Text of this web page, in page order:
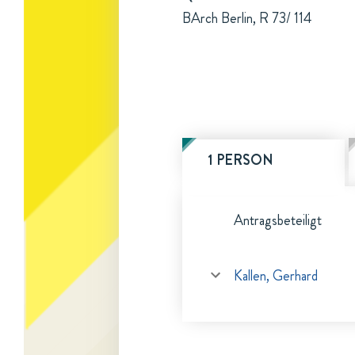
BArch Berlin, R 73/ 114
1 PERSON
Antragsbeteiligt
Kallen, Gerhard